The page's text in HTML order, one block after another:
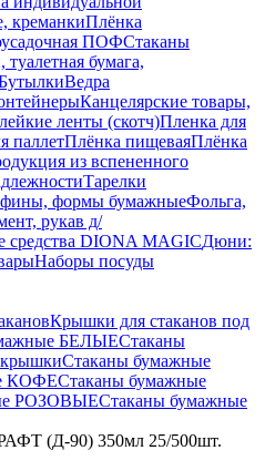
креманкиПлёнка
ПОФСтаканы
туалетная бумага,
Ведра
Канцелярские товары,
ленты (скотч)Пленка для
паллетПлёнка пищеваяПлёнка
из вспененного
Тарелки
формы бумажныеФольга,
рукав д/
DIONA MAGICДюни:
Наборы посуды
Крышки для стаканов под
БЕЛЫЕСтаканы
Стаканы бумажные
КОФЕСтаканы бумажные
РОЗОВЫЕСтаканы бумажные
(Д-90) 350мл 25/500шт.